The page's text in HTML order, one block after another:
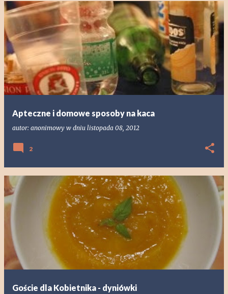
Apteczne i domowe sposoby na kaca
autor: anonimowy w dniu listopada 08, 2012
2
Goście dla Kobietnika - dyniówki